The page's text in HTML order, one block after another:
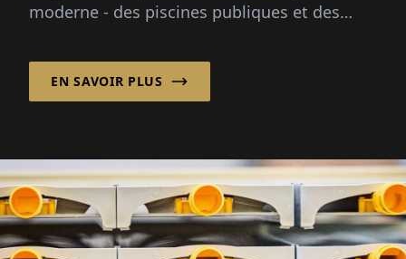
moderne - des piscines publiques et des
EN SAVOIR PLUS